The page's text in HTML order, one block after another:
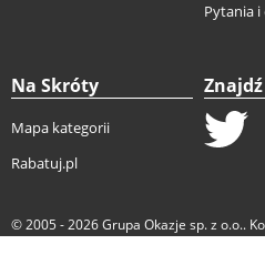
Pytania
Na Skróty
Mapa kategorii
Rabatuj.pl
© 2005 - 2026Grupa Okazje sp. z o.o..